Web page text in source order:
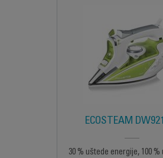
ECOSTEAM
30 % uštede energije, 100